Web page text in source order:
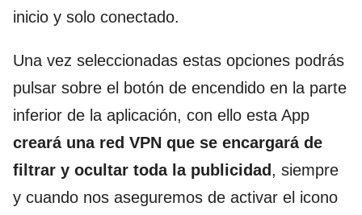
inicio y solo conectado.
Una vez seleccionadas estas opciones podrás
pulsar sobre el botón de encendido en la parte
inferior de la aplicación, con ello esta App
creará una red VPN que se encargará de
filtrar y ocultar toda la publicidad, siempre
y cuando nos aseguremos de activar el icono